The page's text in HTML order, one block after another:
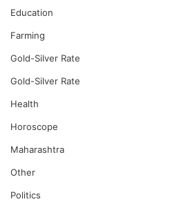
Education
Farming
Gold-Silver Rate
Gold-Silver Rate
Health
Horoscope
Maharashtra
Other
Politics